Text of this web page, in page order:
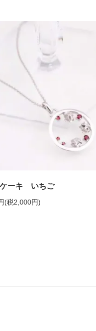
ーキ いちご
(税2,000円)